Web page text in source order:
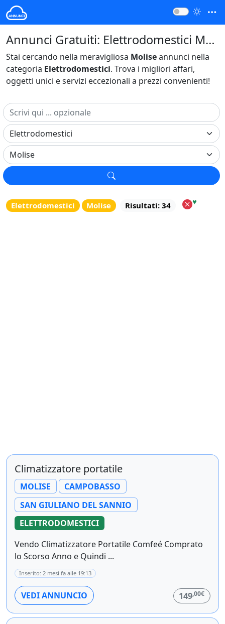
Annunci Gratuiti: Elettrodomestici Molise Italia
Stai cercando nella meravigliosa Moliseannunci nella
categoria Elettrodomestici. Trova i migliori affari,
oggetti unici e servizi eccezionali a prezzi convenienti!
Elettrodomestici Molise Risultati: 34 ♥
Climatizzatore portatile
MOLISE
CAMPOBASSO
SAN GIULIANO DEL SANNIO
ELETTRODOMESTICI
Vendo Climatizzatore Portatile Comfeé Comprato
lo Scorso Anno e Quindi ...
Inserito: 2 mesi fa alle 19:13
VEDI ANNUNCIO 149,00€